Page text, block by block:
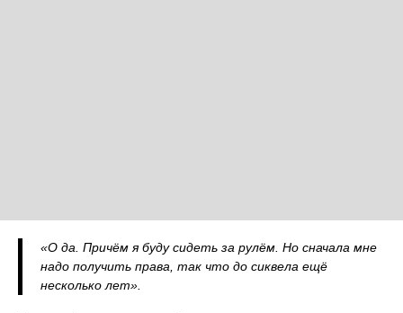
«О да. Причём я буду сидеть за рулём. Но сначала мне
надо получить права, так что до сиквела ещё
несколько лет».